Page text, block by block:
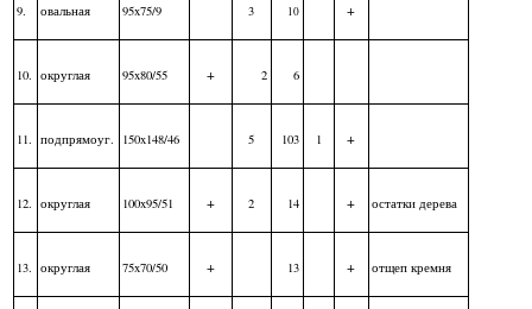
9. овальная 95x75/9 3 10 +
10. округлая 95x80/55 + 2 6
11. подпрямоуг. 150x148/46 5 103 1 +
12. округлая 100x95/51 + 2 14 + остатки дерева
13. округлая 75x70/50 + 13 + отщеп кремня